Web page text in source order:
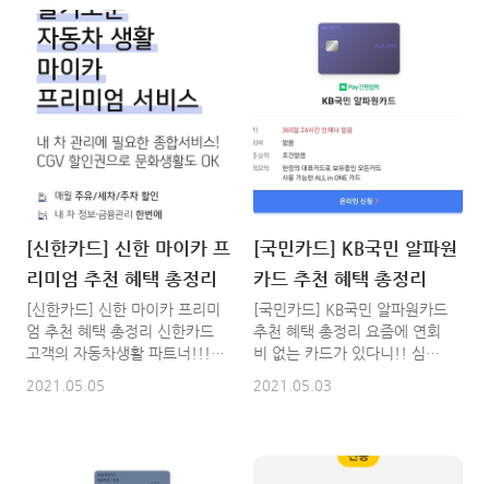
CAR로 ~~~~~~~ 자동차를 구
매할때는 현찰로 사시면 큰 혜
택이 없고요. 신한카드 마이카
로 구매를 하셔야 각종 혜택을
받아보실수 있습니다. 연회비
스 2만원 = 2만 7천원 마스터
카드 : 기본 7천 + 서비스 2만3
천원 = 3만원 *온라인 신규회
원 연회비 100% 캐시백 이벤
트 중 - 행사 기간 : 2021년 5월
1일 ~ 2021년 5월 31일 - 행사
대상 : 신한카..
품관 투홈을 자주 이용하시는
드리는 카드입니다. 현대백화점
모바일 카드 APP 장점 혜택은
많고, 사용은 쉽고, 환경에 좋은
모바일카드를 추천드려요!! *
실물카드 없이도 편리한 결재
가능 / 환경을 위한 전자영수증,
모바일 청구서 * 손쉽게 확인하
대백화점 자동 주차 정산 가능 /
매월 2시간 무료주차(2매) * 쇼
핑 혜택 및 이벤트 확인 / 모바
일카드 회원 전용 혜택(할인쿠
폰, 기획전 등) 현대백화점 실물
카드 * 내..
[신한카드] 신한 마이카 프
리미엄 추천 혜택 총정리
[신한카드] 신한 마이카 프리미
엄 추천 혜택 총정리 신한카드
고객의 자동차생활 파트너!!!
스~~ 단돈 9900원에 엄청난
2021.05.05
[국민카드] KB국민 알파원
카드 추천 혜택 총정리
[국민카드] KB국민 알파원카드
추천 혜택 총정리 요즘에 연회
비 없는 카드가 있다니!! 심지
가 있습니다. 바로 알파원카
in ONE 카드 입니다. 다양한 혜
2021.05.03